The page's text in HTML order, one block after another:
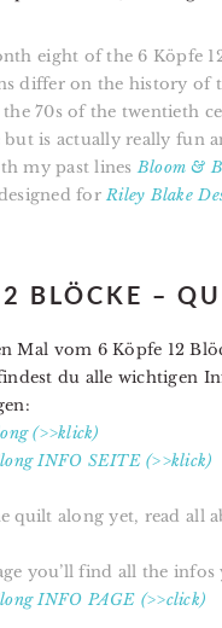
eight of the 6 Köpfe
differ on the history of
the70s of the twentieth
but is actually really fun
my past linesBloom &
forRiley Blake
BLÖCKE –
Mal vom 6 Köpfe 12
du alle wichtigen
(>>klick)
INFO SEITE (>>klick)
quilt along yet, read all
you’ll find all the
INFO PAGE (>>click)